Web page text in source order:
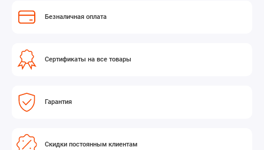
Безналичная оплата
Сертификаты на все товары
Гарантия
Скидки постоянным клиентам